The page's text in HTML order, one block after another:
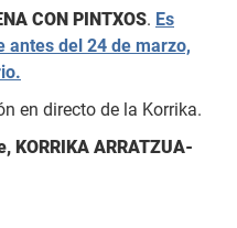
CON PINTXOS. Es
antes del 24 de marzo,
en directo de la Korrika.
KORRIKA ARRATZUA-